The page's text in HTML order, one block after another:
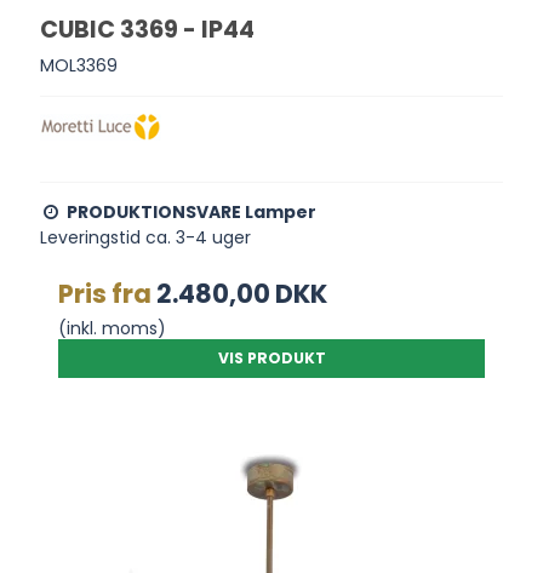
CUBIC 3369 - IP44
MOL3369
PRODUKTIONSVARE Lamper
Leveringstid ca. 3-4 uger
Pris fra 2.480,00 DKK
(inkl. moms)
VIS PRODUKT